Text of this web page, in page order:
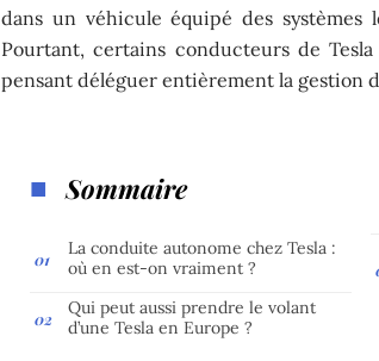
dans un véhicule équipé des systèmes
Pourtant, certains conducteurs de
pensant déléguer entièrement la gestion
Sommaire
La conduite autonome chez Tesla :
où en est-on vraiment ?
Qui peut aussi prendre le volant
d’une Tesla en Europe ?